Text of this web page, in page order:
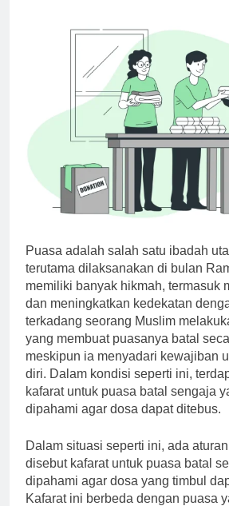
Puasa adalah salah satu ibadah
terutama dilaksanakan di bulan
memiliki banyak hikmah, termasuk
dan meningkatkan kedekatan
terkadang seorang Muslim
yang membuat puasanya batal
meskipun ia menyadari kewajiban
diri. Dalam kondisi seperti ini,
kafarat untuk puasa batal sengaja
dipahami agar dosa dapat ditebus.
Dalam situasi seperti ini, ada
disebut kafarat untuk puasa batal
dipahami agar dosa yang timbul
Kafarat ini berbeda dengan puasa